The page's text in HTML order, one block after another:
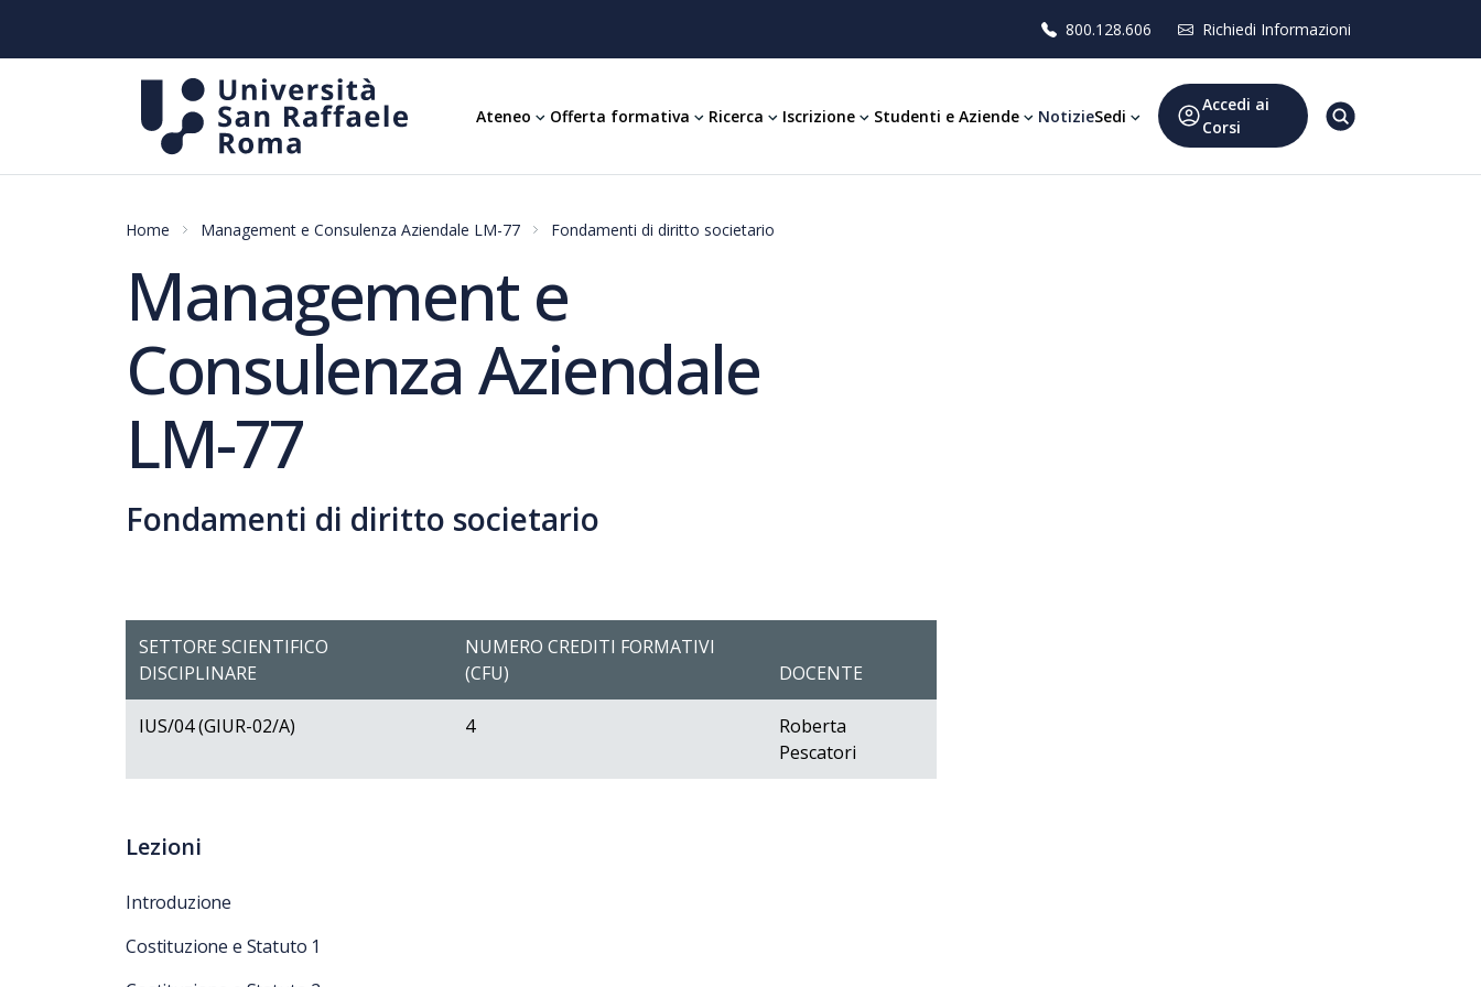
800.128.606 Richiedi Informazioni
Ateneo Offerta formativa Ricerca Iscrizione Studenti e Aziende NotizieSedi
Accedi ai
Corsi
Home Management e Consulenza Aziendale LM-77 Fondamenti di diritto societario
Management e
Consulenza Aziendale
LM-77
Fondamenti di diritto societario
SETTORE SCIENTIFICO
DISCIPLINARE
NUMERO CREDITI FORMATIVI
(CFU)
DOCENTE
IUS/04 (GIUR-02/A) 4
Roberta
Pescatori
Lezioni
Introduzione
Costituzione e Statuto 1